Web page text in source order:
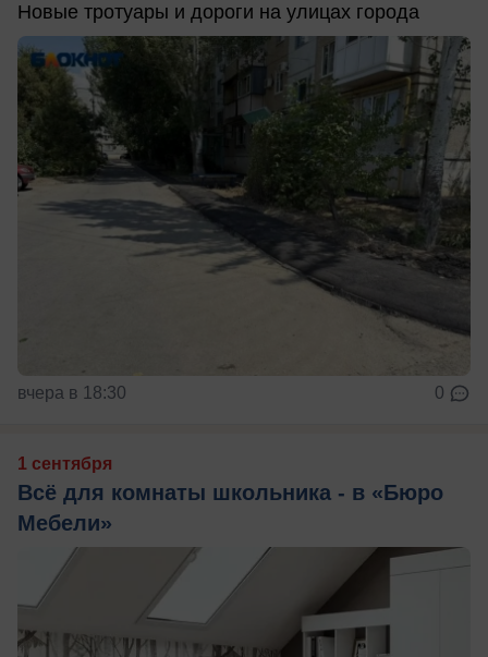
Новые тротуары и дороги на улицах города
вчера в 18:30 0
1 сентября
Всё для комнаты школьника - в «Бюро
Мебели»